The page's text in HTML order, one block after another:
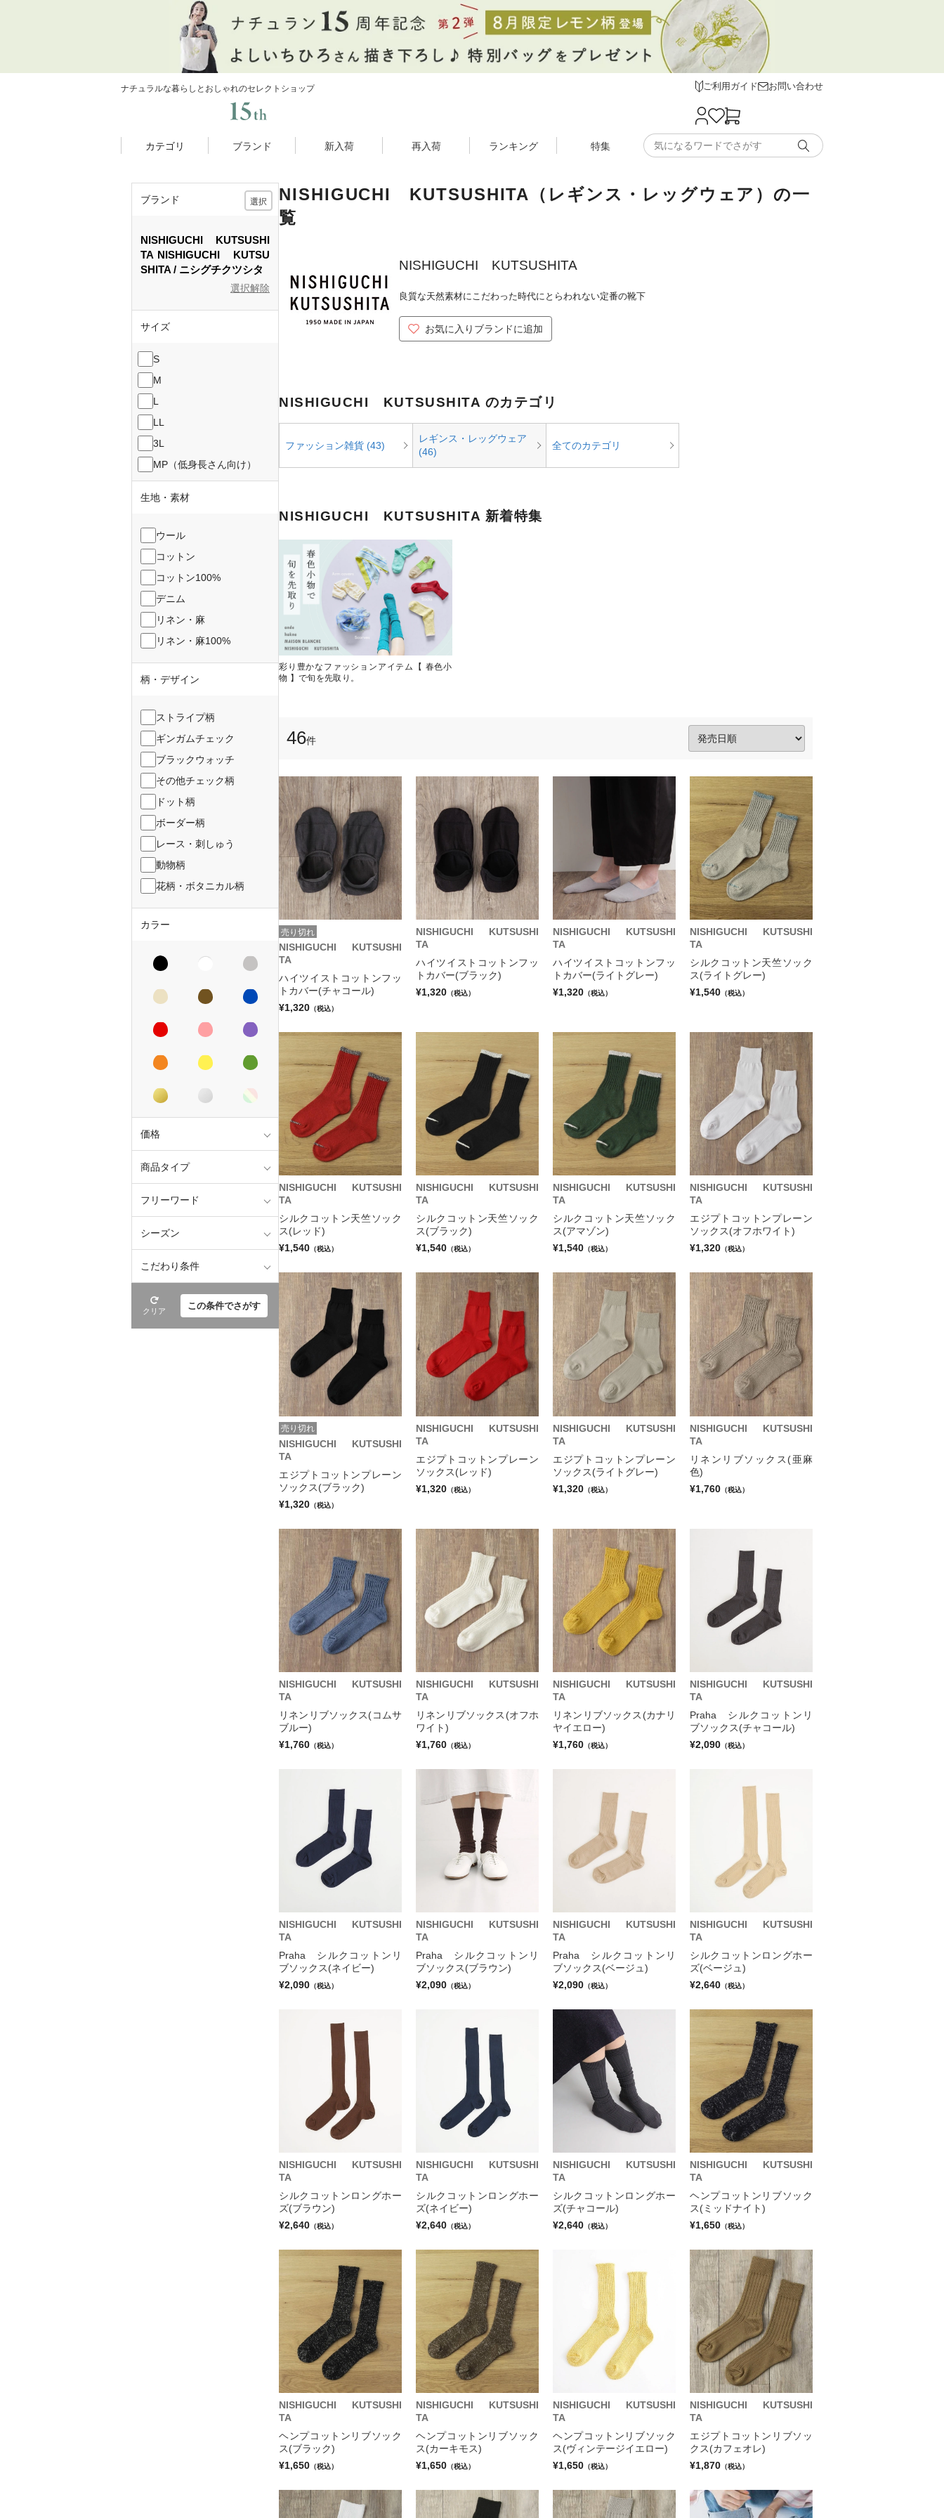
ナチュラルな暮らしとおしゃれのセレクトショップ ご利用ガイド お問い合わせ
カテゴリ ブランド 新入荷 再入荷 ランキング 特集
ブランド 選択
NISHIGUCHI KUTSUSHI
TA NISHIGUCHI KUTSU
SHITA
ニシグチクツシタ
選択解除
サイズ
S
M
L
LL
3L
MP（低身長さん向け）
生地・素材
ウール
コットン
コットン100%
デニム
リネン・麻
リネン・麻100%
柄・デザイン
ストライプ柄
ギンガムチェック
ブラックウォッチ
その他チェック柄
ドット柄
ボーダー柄
レース・刺しゅう
動物柄
花柄・ボタニカル柄
カラー
価格
商品タイプ
フリーワード
シーズン
こだわり条件
クリア この条件でさがす
NISHIGUCHI KUTSUSHITA（レギンス・レッグウェア）の一
覧
NISHIGUCHI KUTSUSHITA
良質な天然素材にこだわった時代にとらわれない定番の靴下
お気に入りブランドに追加
NISHIGUCHI KUTSUSHITA のカテゴリ
ファッション雑貨 (43)
レギンス・レッグウェア
(46)
全てのカテゴリ
NISHIGUCHI KUTSUSHITA 新着特集
彩り豊かなファッションアイテム【 春色小
物 】で旬を先取り。
46件
売り切れ
NISHIGUCHI KUTSUSHI
TA
ハイツイストコットンフッ
トカバー(チャコール)
¥1,320 （税込）
NISHIGUCHI KUTSUSHI
TA
ハイツイストコットンフッ
トカバー(ブラック)
¥1,320 （税込）
NISHIGUCHI KUTSUSHI
TA
ハイツイストコットンフッ
トカバー(ライトグレー)
¥1,320 （税込）
NISHIGUCHI KUTSUSHI
TA
シルクコットン天竺ソック
ス(ライトグレー)
¥1,540 （税込）
NISHIGUCHI KUTSUSHI
TA
シルクコットン天竺ソック
ス(レッド)
¥1,540 （税込）
NISHIGUCHI KUTSUSHI
TA
シルクコットン天竺ソック
ス(ブラック)
¥1,540 （税込）
NISHIGUCHI KUTSUSHI
TA
シルクコットン天竺ソック
ス(アマゾン)
¥1,540 （税込）
NISHIGUCHI KUTSUSHI
TA
エジプトコットンプレーン
ソックス(オフホワイト)
¥1,320 （税込）
売り切れ
NISHIGUCHI KUTSUSHI
TA
エジプトコットンプレーン
ソックス(ブラック)
¥1,320 （税込）
NISHIGUCHI KUTSUSHI
TA
エジプトコットンプレーン
ソックス(レッド)
¥1,320 （税込）
NISHIGUCHI KUTSUSHI
TA
エジプトコットンプレーン
ソックス(ライトグレー)
¥1,320 （税込）
NISHIGUCHI KUTSUSHI
TA
リネンリブソックス(亜麻
色)
¥1,760 （税込）
NISHIGUCHI KUTSUSHI
TA
リネンリブソックス(コムサ
ブルー)
¥1,760 （税込）
NISHIGUCHI KUTSUSHI
TA
リネンリブソックス(オフホ
ワイト)
¥1,760 （税込）
NISHIGUCHI KUTSUSHI
TA
リネンリブソックス(カナリ
ヤイエロー)
¥1,760 （税込）
NISHIGUCHI KUTSUSHI
TA
Praha シルクコットンリ
ブソックス(チャコール)
¥2,090 （税込）
NISHIGUCHI KUTSUSHI
TA
Praha シルクコットンリ
ブソックス(ネイビー)
¥2,090 （税込）
NISHIGUCHI KUTSUSHI
TA
Praha シルクコットンリ
ブソックス(ブラウン)
¥2,090 （税込）
NISHIGUCHI KUTSUSHI
TA
Praha シルクコットンリ
ブソックス(ベージュ)
¥2,090 （税込）
NISHIGUCHI KUTSUSHI
TA
シルクコットンロングホー
ズ(ベージュ)
¥2,640 （税込）
NISHIGUCHI KUTSUSHI
TA
シルクコットンロングホー
ズ(ブラウン)
¥2,640 （税込）
NISHIGUCHI KUTSUSHI
TA
シルクコットンロングホー
ズ(ネイビー)
¥2,640 （税込）
NISHIGUCHI KUTSUSHI
TA
シルクコットンロングホー
ズ(チャコール)
¥2,640 （税込）
NISHIGUCHI KUTSUSHI
TA
ヘンプコットンリブソック
ス(ミッドナイト)
¥1,650 （税込）
NISHIGUCHI KUTSUSHI
TA
ヘンプコットンリブソック
ス(ブラック)
¥1,650 （税込）
NISHIGUCHI KUTSUSHI
TA
ヘンプコットンリブソック
ス(カーキモス)
¥1,650 （税込）
NISHIGUCHI KUTSUSHI
TA
ヘンプコットンリブソック
ス(ヴィンテージイエロー)
¥1,650 （税込）
NISHIGUCHI KUTSUSHI
TA
エジプトコットンリブソッ
クス(カフェオレ)
¥1,870 （税込）